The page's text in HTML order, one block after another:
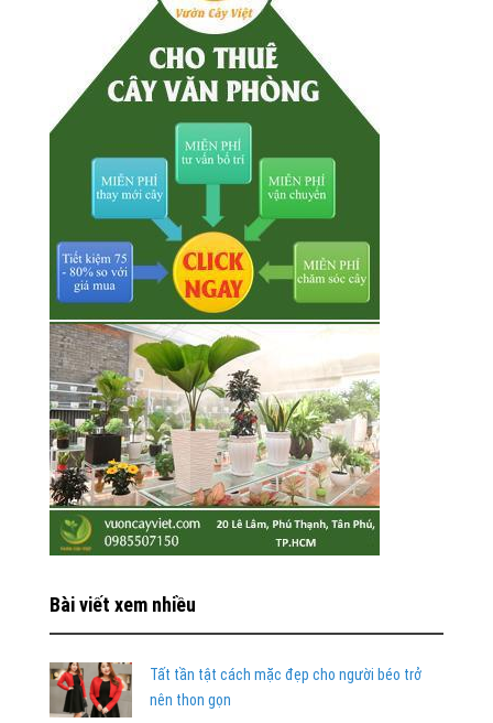
Bài viết xem nhiều
Tất tần tật cách mặc đẹp cho người béo trở
nên thon gọn